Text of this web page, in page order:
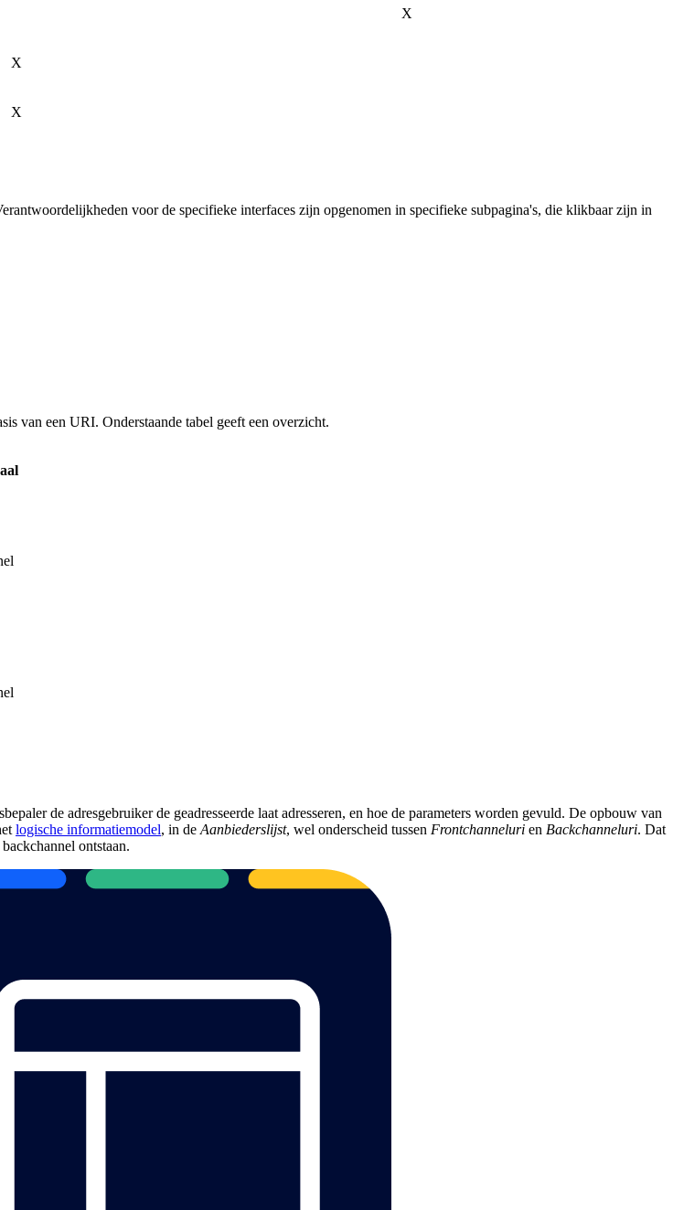
X
X
X
voor de specifieke interfaces zijn opgenomen in specifieke subpagina's, die klikbaar zijn in
van een URI. Onderstaande tabel geeft een overzicht.
de adresgebruiker de geadresseerde laat adresseren, en hoe de parameters worden gevuld. De opbouw van
logische informatiemodel, in de Aanbiederslijst, wel onderscheid tussen Frontchanneluri en Backchanneluri. Dat
ontstaan.